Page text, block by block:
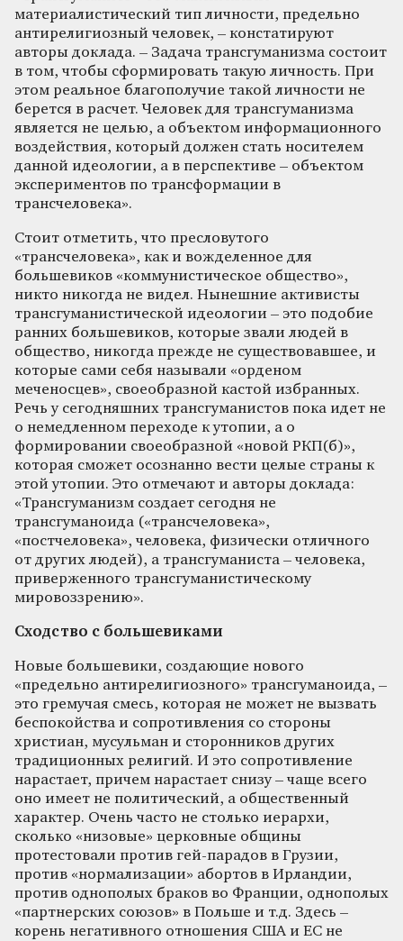
материалистический тип личности, предельно
антирелигиозный человек, – констатируют
авторы доклада. – Задача трансгуманизма состоит
в том, чтобы сформировать такую личность. При
этом реальное благополучие такой личности не
берется в расчет. Человек для трансгуманизма
является не целью, а объектом информационного
воздействия, который должен стать носителем
данной идеологии, а в перспективе – объектом
экспериментов по трансформации в
трансчеловека».
Стоит отметить, что пресловутого
«трансчеловека», как и вожделенное для
большевиков «коммунистическое общество»,
никто никогда не видел. Нынешние активисты
трансгуманистической идеологии – это подобие
ранних большевиков, которые звали людей в
общество, никогда прежде не существовавшее, и
которые сами себя называли «орденом
меченосцев», своеобразной кастой избранных.
Речь у сегодняшних трансгуманистов пока идет не
о немедленном переходе к утопии, а о
формировании своеобразной «новой РКП(б)»,
которая сможет осознанно вести целые страны к
этой утопии. Это отмечают и авторы доклада:
«Трансгуманизм создает сегодня не
трансгуманоида («трансчеловека»,
«постчеловека», человека, физически отличного
от других людей), а трансгуманиста – человека,
приверженного трансгуманистическому
мировоззрению».
Сходство с большевиками
Новые большевики, создающие нового
«предельно антирелигиозного» трансгуманоида, –
это гремучая смесь, которая не может не вызвать
беспокойства и сопротивления со стороны
христиан, мусульман и сторонников других
традиционных религий. И это сопротивление
нарастает, причем нарастает снизу – чаще всего
оно имеет не политический, а общественный
характер. Очень часто не столько иерархи,
сколько «низовые» церковные общины
протестовали против гей-парадов в Грузии,
против «нормализации» абортов в Ирландии,
против однополых браков во Франции, однополых
«партнерских союзов» в Польше и т.д. Здесь –
корень негативного отношения США и ЕС не